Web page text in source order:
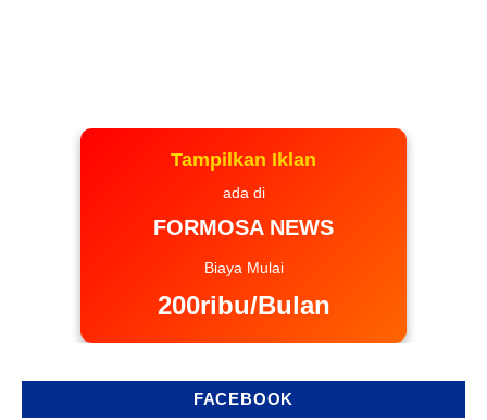
Tampilkan Iklan
ada di
FORMOSA NEWS
Biaya Mulai
200ribu/Bulan
FACEBOOK